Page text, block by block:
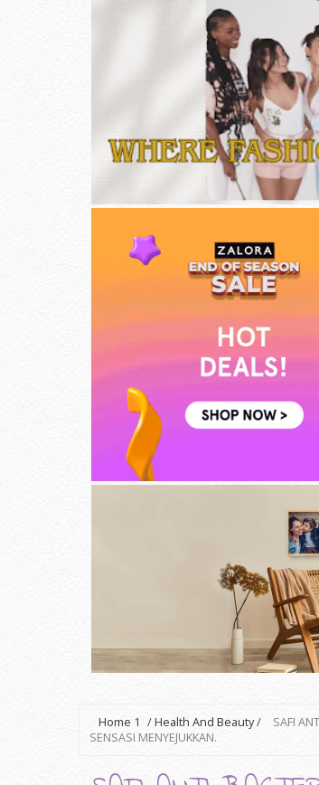
Home 1 /Health And Beauty/
SAFI
SENSASI MENYEJUKKAN.